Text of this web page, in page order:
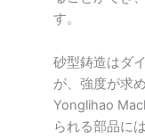
す。
砂型鋳造はダ
が、強度が求
Yonglihao
られる部品に